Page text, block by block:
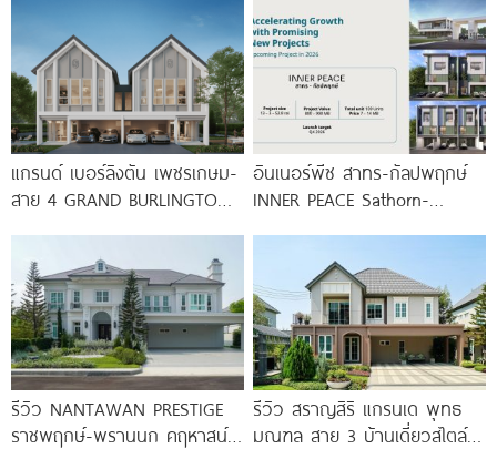
เบอร์ลิน ที่ดิน 100 ตร.ว.
กลางใหญ่กว่า 3 ไร่ พร้อม
แกรนด์ เบอร์ลิงตัน เพชรเกษม-
สาย 4 GRAND BURLINGTON
ดีไซน์ Modern
อินเนอร์พีซ สาทร-กัลปพฤกษ์
INNER PEACE Sathorn-
รีวิว NANTAWAN PRESTIGE
ราชพฤกษ์-พรานนก คฤหาสน์
รีวิว สราญสิริ แกรนเด พุทธ
มณฑล สาย 3 บ้านเดี่ยวสไตล์